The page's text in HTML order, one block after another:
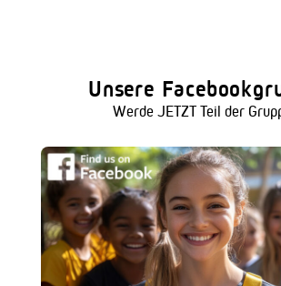
Unsere
Werde JETZT Teil der